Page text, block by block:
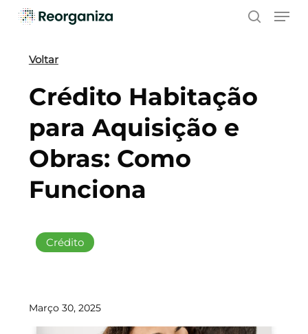
Skip
contentVoltar
Crédito
Crédito Habitação
para Aquisição e
Obras: Como
Funciona
Março 30, 2025